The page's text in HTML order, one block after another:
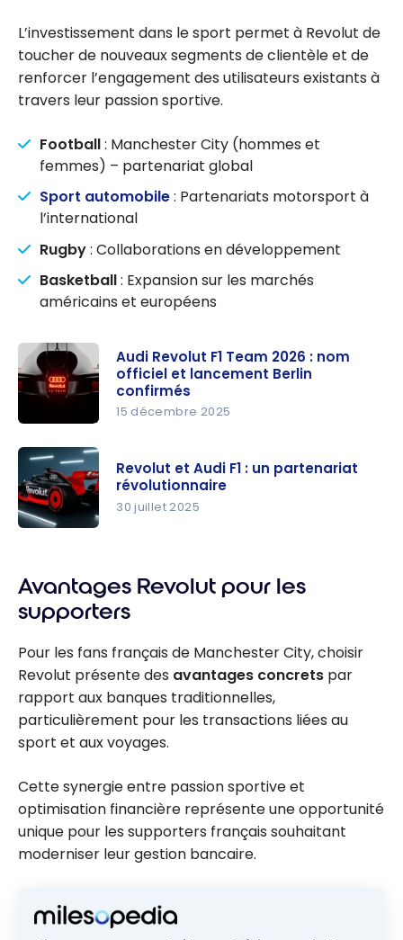
L’investissement dans le sport permet à Revolut de
toucher de nouveaux segments de clientèle et de
renforcer l’engagement des utilisateurs existants à
travers leur passion sportive.
Football: Manchester City (hommes et
femmes) – partenariat global
Sport automobile: Partenariats motorsport à
l’international
Rugby: Collaborations en développement
Basketball: Expansion sur les marchés
américains et européens
Revolut F1
Team
2026 : nom
officiel et
confirmés
Audi Revolut F1 Team 2026 : nom
officiel et lancement Berlin
confirmés
15 décembre 2025
partenaria
t
révolutionn
aire
Revolut et Audi F1 : un partenariat
révolutionnaire
30 juillet 2025
Avantages Revolut pour les
supporters
Pour les fans français de Manchester City, choisir
Revolut présente des avantages concrets par
rapport aux banques traditionnelles,
particulièrement pour les transactions liées au
sport et aux voyages.
Cette synergie entre passion sportive et
optimisation financière représente une opportunité
unique pour les supporters français souhaitant
moderniser leur gestion bancaire.